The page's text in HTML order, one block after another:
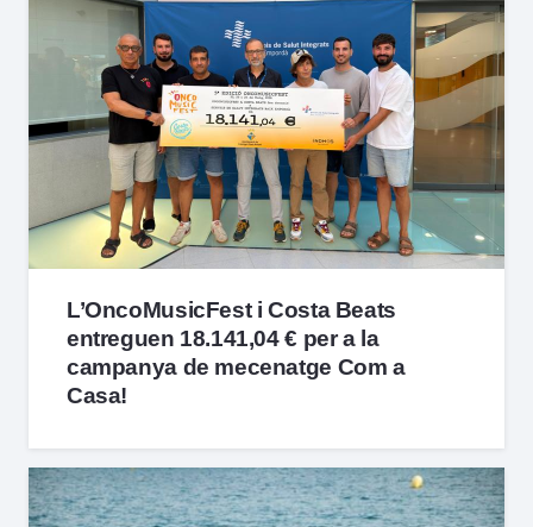
L’OncoMusicFest i Costa Beats
entreguen 18.141,04 € per a la
campanya de mecenatge Com a
Casa!